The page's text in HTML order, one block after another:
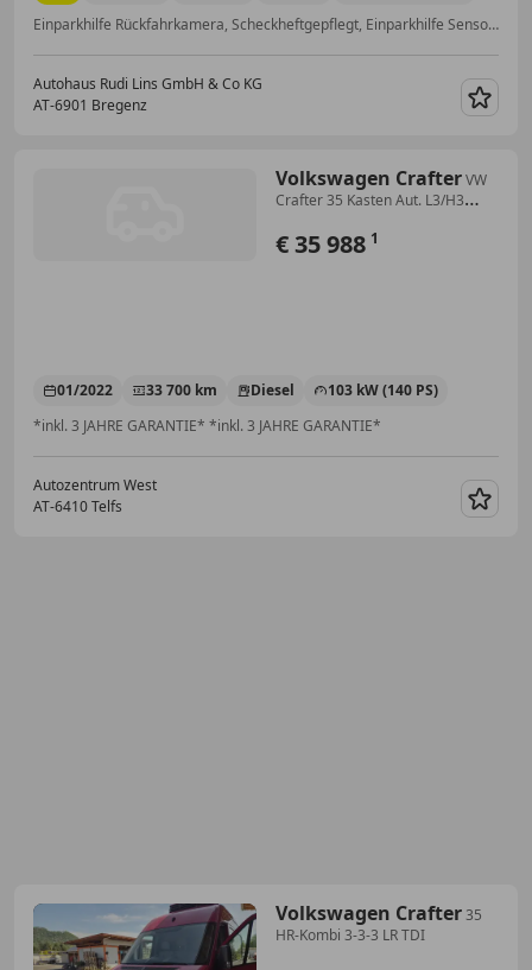
Einparkhilfe Rückfahrkamera, Scheckheftgepflegt, Einparkhilfe Sensoren vorne, Einparkhilfe Sensoren hinten
Autohaus Rudi Lins GmbH & Co KG
AT-6901 Bregenz
Volkswagen CrafterVW
Crafter 35 Kasten Aut. L3/H3
€ 35 988 1
01/2022 33 700 km Diesel
103 kW (140 PS)
*inkl. 3 JAHRE GARANTIE* *inkl. 3 JAHRE GARANTIE*
Autozentrum West
AT-6410 Telfs
Volkswagen Crafter35
HR-Kombi 3-3-3 LR TDI